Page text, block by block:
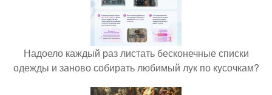
Надоело каждый раз листать бесконечные списки
одежды и заново собирать любимый лук по кусочкам?